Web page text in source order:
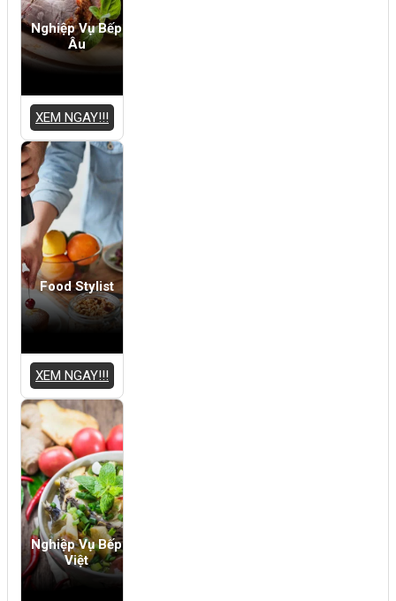
Nghiệp Vụ Bếp
Âu
XEM NGAY!!!
Food Stylist
XEM NGAY!!!
Nghiệp Vụ Bếp
Việt